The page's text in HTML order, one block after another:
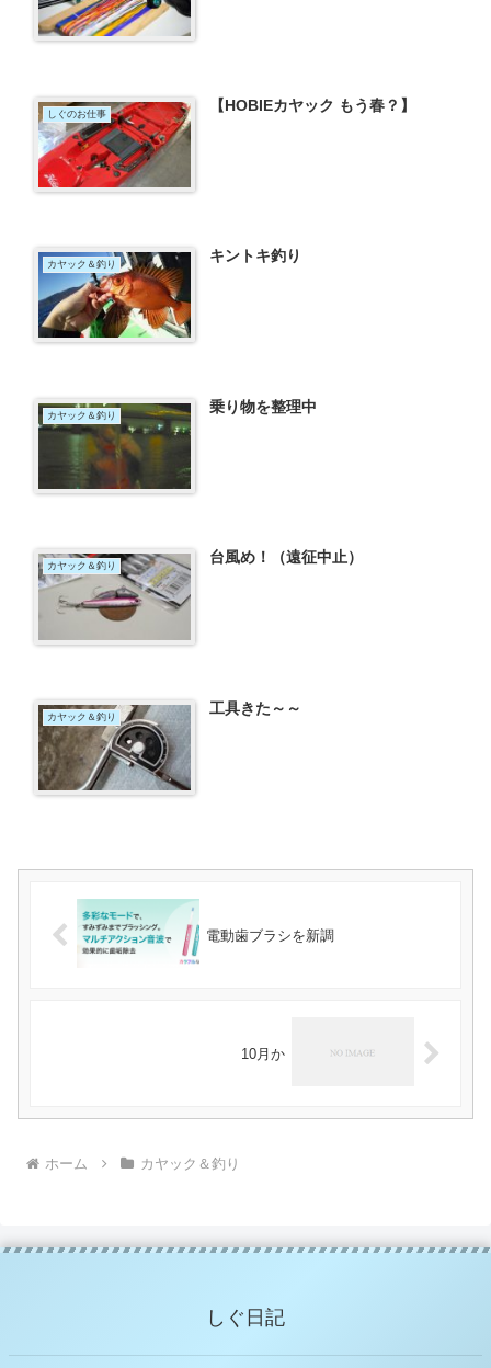
しぐのお仕事 【HOBIEカヤック もう春？】
カヤック＆釣り キントキ釣り
カヤック＆釣り 乗り物を整理中
カヤック＆釣り 台風め！（遠征中止）
カヤック＆釣り 工具きた～～
電動歯ブラシを新調
10月か
ホーム カヤック＆釣り
しぐ日記